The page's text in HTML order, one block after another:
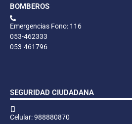
BOMBEROS
Emergencias Fono: 116
053-462333
053-461796
SEGURIDAD CIUDADANA
Celular: 988880870